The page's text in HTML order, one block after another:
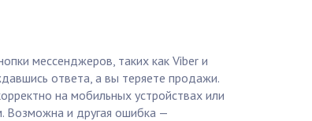
мессенджеров, таких как Viber и
ответа, а вы теряете продажи.
на мобильных устройствах или
Возможна и другая ошибка —